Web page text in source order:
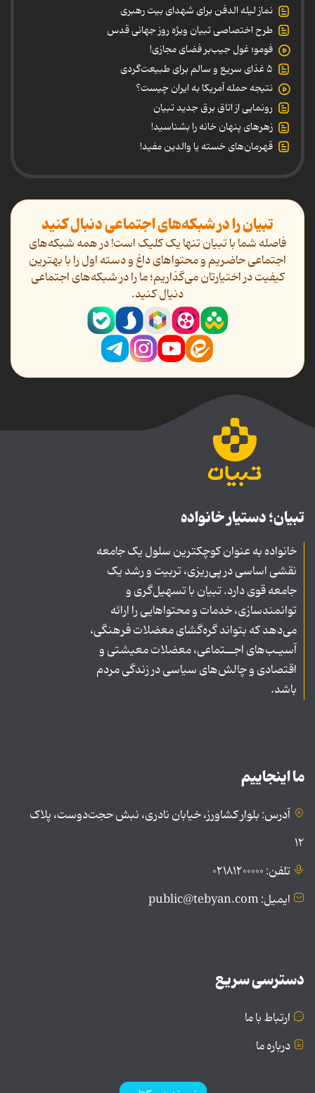
نماز لیله الدفن برای شهدای بیت رهبری
طرح اختصاصی تبیان ویژه روز جهانی قدس
فومو؛ غول جیب‌بر فضای مجازی!
۵ غذای سریع و سالم برای طبیعت‌گردی
نتیجه حمله آمریکا به ایران چیست؟
رونمایی از اتاق برق جدید تبیان
زهرهای پنهان خانه را بشناسید!
قهرمان‌های خسته یا والدین مفید!
تبیان را در شبکه‌های اجتماعی دنبال کنید
فاصله شما با تبیان تنها یک کلیک است! در همه شبکه‌های
اجتماعی حاضریم و محتواهای داغ و دسته اول را با بهترین
کیفیت در اختیارتان می‌گذاریم؛ ما را در شبکه‌های اجتماعی
دنیال کنید.
تبیان؛ دستیار خانواده
خانواده به عنوان کوچکترین سلول یک جامعه
نقشی اساسی در پی‌ریزی، تربیت و رشد یک
جامعه قوی دارد. تبیان با تسهیل‌گری و
توانمندسازی، خدمات و محتواهایی را ارائه
می‌دهد که بتواند گره‌گشای معضلات فرهنگی،
آسیـب‌های اجــتماعی، معضلات معیشتی و
اقتصادی و چالش‌های سیاسی در زندگی مردم
باشد.
ما اینجاییم
آدرس: بلوار کشاورز، خیابان نادری، نبش حجت‌دوست، پلاک
۱۲
تلفن: ۰۲۱۸۱۲۰۰۰۰۰
ایمیل: public@tebyan.com
دسترسی سریع
ارتباط با ما
درباره ما